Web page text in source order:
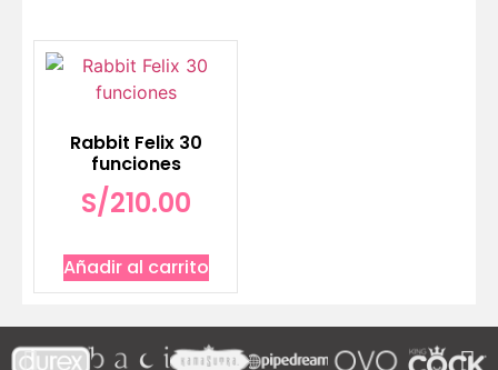
Rabbit Felix 30
funciones
S/210.00
Añadir al carrito